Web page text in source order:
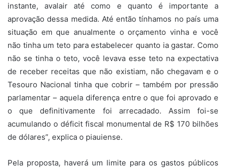
instante, avalair até como e quanto é importante a
aprovação dessa medida. Até então tínhamos no país uma
situação em que anualmente o orçamento vinha e você
não tinha um teto para estabelecer quanto ia gastar. Como
não se tinha o teto, você levava esse teto na expectativa
de receber receitas que não existiam, não chegavam e o
Tesouro Nacional tinha que cobrir – também por pressão
parlamentar – aquela diferença entre o que foi aprovado e
o que definitivamente foi arrecadado. Assim foi-se
acumulando o déficit fiscal monumental de R$ 170 bilhões
de dólares”, explica o piauiense.
Pela proposta, haverá um limite para os gastos públicos